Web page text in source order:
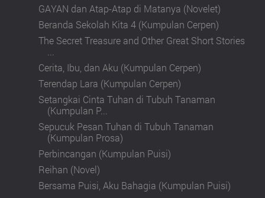
GAYAN dan Atap-Atap di Matanya (Novelet)
Beranda Sekolah Kita 4 (Kumpulan Cerpen)
The Secret Treasure and Other Great Short Stories
...
Cerita, Ibu, dan Aku (Kumpulan Cerpen)
Terendap Lara (Kumpulan Cerpen)
Setangkai Cinta Tuhan di Tubuh Tanaman
(Kumpulan P...
Sepucuk Pesan Tuhan di Tubuh Tanaman
(Kumpulan Prosa)
Perbincangan (Kumpulan Puisi)
Reihan (Novel)
Bersama Puisi, Aku Bahagia (Kumpulan Puisi)